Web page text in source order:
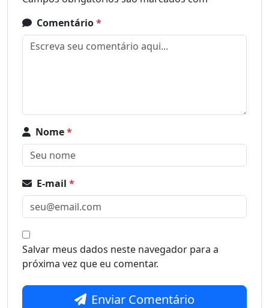
Comentário*
Nome*
E-mail *
Salvar meus dados neste navegador para a
próxima vez que eu comentar.
Enviar Comentário